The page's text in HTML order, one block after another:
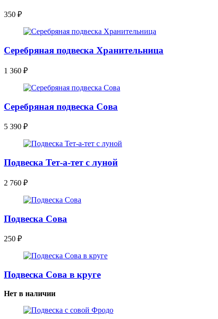
350 ₽
Серебряная подвеска Хранительница
1 360 ₽
Серебряная подвеска Сова
5 390 ₽
Подвеска Тет-а-тет с луной
2 760 ₽
Подвеска Сова
250 ₽
Подвеска Сова в круге
Нет в наличии